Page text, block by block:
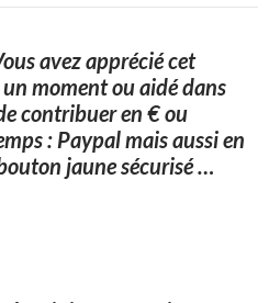
avez apprécié cet
moment ou aidé dans
contribuer en € ou
: Paypal mais aussi en
jaune sécurisé…